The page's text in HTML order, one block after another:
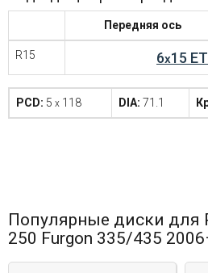
Сб-
C
9:00
до
21:00
Передняя ось
R15 6x15
PCD: 5 x 118 DIA: 71.1
Популярные диски для
250 Furgon 335/435